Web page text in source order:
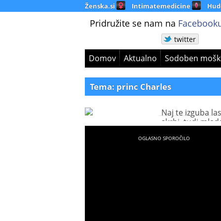
Ženska.si Intimatemedicine
Pridružite se nam na
twitter
Domov Aktualno Sodoben
Tema: princ Charles
Naj te izguba
skrbi, tudi
plešasta